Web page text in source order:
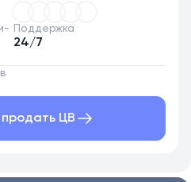
Поддержка
24/7
продать ЦВ